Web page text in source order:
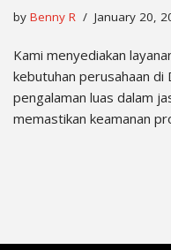
by Benny R January 20,
Kami menyediakan
kebutuhan perusahaan di
pengalaman luas dalam
memastikan keamanan